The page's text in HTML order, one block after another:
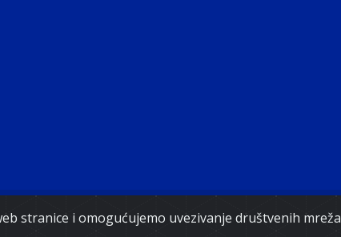
stranice i omogućujemo uvezivanje društvenih mreža
Vlada Federacije Bosne i Hercegovine